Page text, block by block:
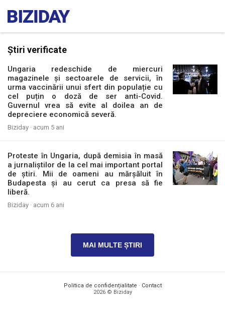
Știri verificate
Ungaria redeschide de miercuri
magazinele și sectoarele de servicii, în
urma vaccinării unui sfert din populație cu
cel puțin o doză de ser anti-Covid.
Guvernul vrea să evite al doilea an de
depreciere economică severă.
Biziday · acum 5 ani
Proteste în Ungaria, după demisia în masă
a jurnaliștilor de la cel mai important portal
de știri. Mii de oameni au mărșăluit în
Budapesta și au cerut ca presa să fie
liberă.
Biziday · acum 6 ani
MAI MULTE ȘTIRI
Politica de confidențialitate · Contact
2026 © Biziday